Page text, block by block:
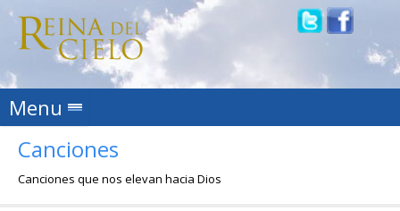
Menu Skip to content
Canciones
Canciones que nos elevan hacia Dios